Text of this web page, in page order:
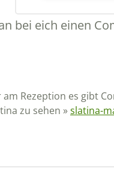
bei eich einen
Rezeption es gibt
zu sehen »slatina-